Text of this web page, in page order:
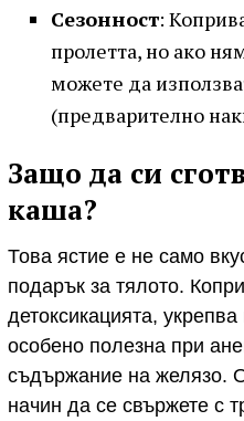
Сезонност:
пролетта, но ако
можете да
(предварително
Защо да си
каша?
Това ястие е не само
подарък за тялото.
детоксикацията,
особено полезна при
съдържание на желязо.
начин да се свържете с